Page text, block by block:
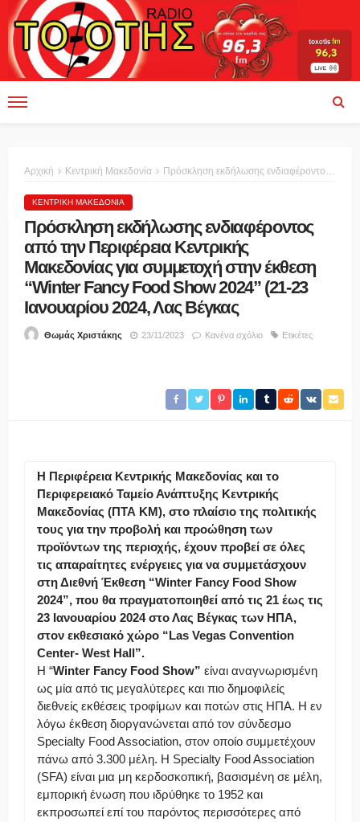
Αρχική Κεντρική Μακεδονία Πρόσκληση εκδήλωσης ενδιαφέροντος από την Περιφέρεια Κεντρικής Μακεδονίας για συμμετοχή στην έκθεση “Winter Fancy Food Show 2024” (21-23 Ιανουαρίου 2024, Λας Βέγκας
ΚΕΝΤΡΙΚΉ ΜΑΚΕΔΟΝΊΑ
Πρόσκληση εκδήλωσης ενδιαφέροντος
από την Περιφέρεια Κεντρικής
Μακεδονίας για συμμετοχή στην έκθεση
“Winter Fancy Food Show 2024” (21-23
Ιανουαρίου 2024, Λας Βέγκας
Θωμάς Χριστάκης 23/11/2023 Κανένα σχόλιο Ετικέτες
Η Περιφέρεια Κεντρικής Μακεδονίας και το
Περιφερειακό Ταμείο Ανάπτυξης Κεντρικής
Μακεδονίας (ΠΤΑ ΚΜ), στο πλαίσιο της πολιτικής
τους για την προβολή και προώθηση των
προϊόντων της περιοχής, έχουν προβεί σε όλες
τις απαραίτητες ενέργειες για να συμμετάσχουν
στη Διεθνή Έκθεση “Winter Fancy Food Show
2024”, που θα πραγματοποιηθεί από τις 21 έως τις
23 Ιανουαρίου 2024 στο Λας Βέγκας των ΗΠΑ,
στον εκθεσιακό χώρο “Las Vegas Convention
Center- West Hall”.
Η “Winter Fancy Food Show” είναι αναγνωρισμένη
ως μία από τις μεγαλύτερες και πιο δημοφιλείς
διεθνείς εκθέσεις τροφίμων και ποτών στις ΗΠΑ. Η εν
λόγω έκθεση διοργανώνεται από τον σύνδεσμο
Specialty Food Association, στον οποίο συμμετέχουν
πάνω από 3.300 μέλη. Η Specialty Food Association
(SFA) είναι μια μη κερδοσκοπική, βασισμένη σε μέλη,
εμπορική ένωση που ιδρύθηκε το 1952 και
εκπροσωπεί επί του παρόντος περισσότερες από